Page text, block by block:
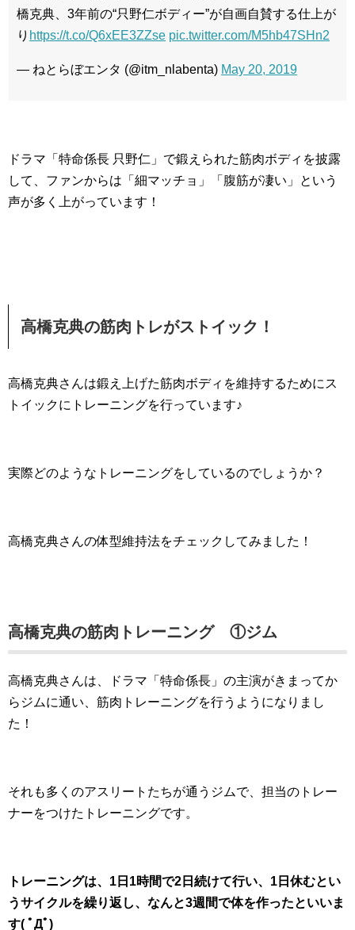
橋克典、3年前の“只野仁ボディー”が自画自賛する仕上が
り https://t.co/Q6xEE3ZZse pic.twitter.com/M5hb47SHn2
— ねとらぼエンタ (@itm_nlabenta) May 20, 2019
ドラマ「特命係長 只野仁」で鍛えられた筋肉ボディを披露
して、ファンからは「細マッチョ」「腹筋が凄い」という
声が多く上がっています！
高橋克典の筋肉トレがストイック！
高橋克典さんは鍛え上げた筋肉ボディを維持するためにス
トイックにトレーニングを行っています♪
実際どのようなトレーニングをしているのでしょうか？
高橋克典さんの体型維持法をチェックしてみました！
高橋克典の筋肉トレーニング ①ジム
高橋克典さんは、ドラマ「特命係長」の主演がきまってか
らジムに通い、筋肉トレーニングを行うようになりまし
た！
それも多くのアスリートたちが通うジムで、担当のトレー
ナーをつけたトレーニングです。
トレーニングは、1日1時間で2日続けて行い、1日休むとい
うサイクルを繰り返し、なんと3週間で体を作ったといいま
す( ﾟДﾟ)